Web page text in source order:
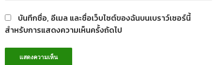
บันทึกชื่อ, อีเมล และชื่อเว็บไซต์ของฉันบนเบราว์เซอร์นี้
สำหรับการแสดงความเห็นครั้งถัดไป